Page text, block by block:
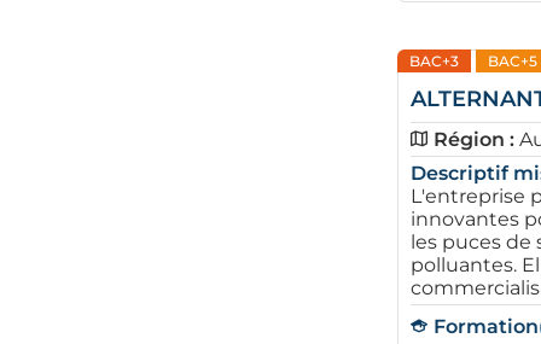
BAC+3 BAC+5
Région :
Descriptif
L'entreprise
innovantes
les puces de
polluantes.